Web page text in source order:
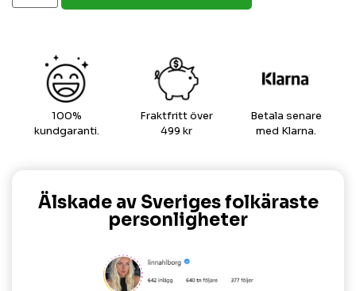
100%
kundgaranti.
Fraktfritt över
499 kr
Betala senare
med Klarna.
Älskade av Sveriges folkäraste
personligheter